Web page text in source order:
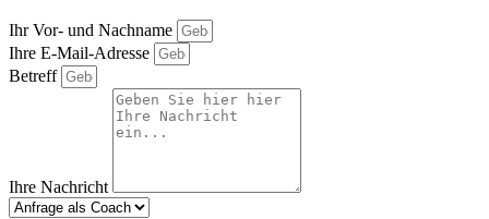
Ihr Vor- und Nachname
Ihre E-Mail-Adresse
Betreff
Ihre Nachricht